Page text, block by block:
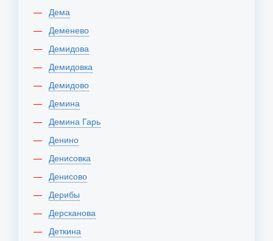
Дема
Деменево
Демидова
Демидовка
Демидово
Демина
Демина Гарь
Денино
Денисовка
Денисово
Дерибы
Дерсканова
Деткина